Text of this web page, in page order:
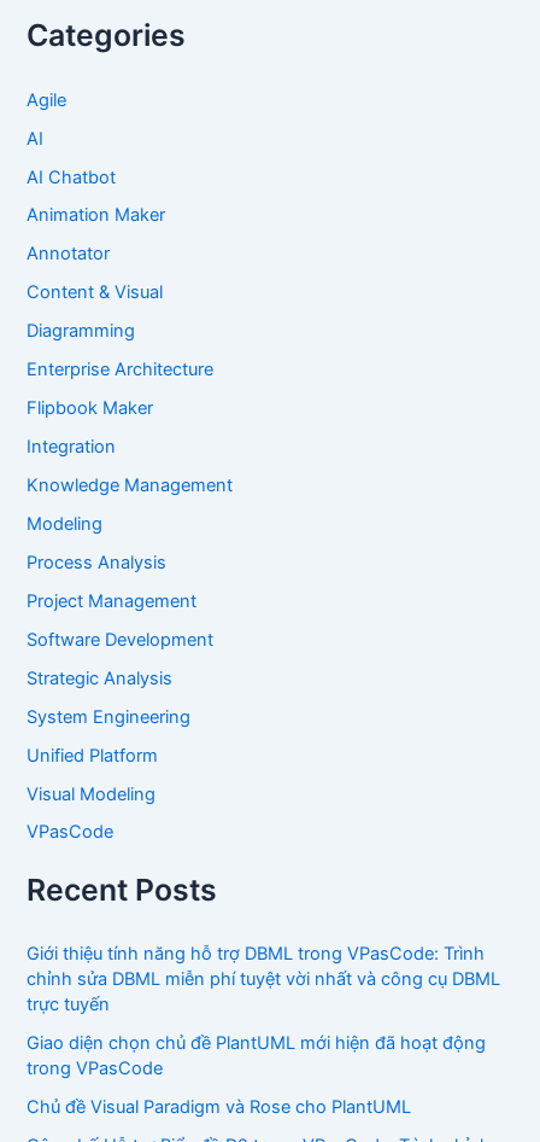
Categories
Agile
AI
AI Chatbot
Animation Maker
Annotator
Content & Visual
Diagramming
Enterprise Architecture
Flipbook Maker
Integration
Knowledge Management
Modeling
Process Analysis
Project Management
Software Development
Strategic Analysis
System Engineering
Unified Platform
Visual Modeling
VPasCode
Recent Posts
Giới thiệu tính năng hỗ trợ DBML trong VPasCode: Trình
chỉnh sửa DBML miễn phí tuyệt vời nhất và công cụ DBML
trực tuyến
Giao diện chọn chủ đề PlantUML mới hiện đã hoạt động
trong VPasCode
Chủ đề Visual Paradigm và Rose cho PlantUML